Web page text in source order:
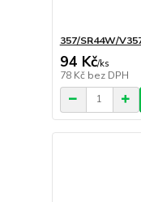
357/SR44W/
94 Kč/ks
78 Kč bez DPH